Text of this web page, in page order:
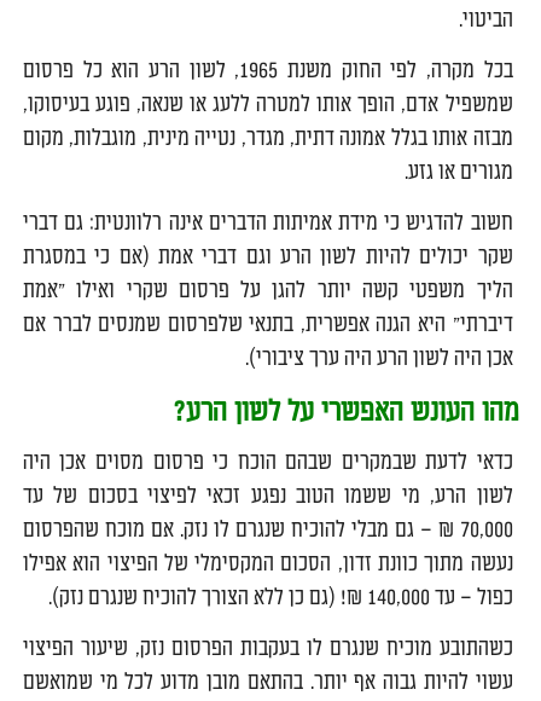
הביטוי.
בכל מקרה, לפי החוק משנת 1965, לשון הרע הוא כל פרסום
שמשפיל אדם, הופך אותו למטרה ללעג או שנאה, פוגע בעיסוקו,
מבזה אותו בגלל אמונה דתית, מגדר, נטייה מינית, מוגבלות, מקום
מגורים או גזע.
חשוב להדגיש כי מידת אמיתות הדברים אינה רלוונטית: גם דברי
שקר יכולים להיות לשון הרע וגם דברי אמת (אם כי במסגרת
הליך משפטי קשה יותר להגן על פרסום שקרי ואילו "אמת
דיברתי" היא הגנה אפשרית, בתנאי שלפרסום שמנסים לברר אם
אכן היה לשון הרע היה ערך ציבורי).
מהו העונש האפשרי על לשון הרע?
כדאי לדעת שבמקרים שבהם הוכח כי פרסום מסוים אכן היה
לשון הרע, מי ששמו הטוב נפגע זכאי לפיצוי בסכום של עד
70,000 ₪ – גם מבלי להוכיח שנגרם לו נזק. אם מוכח שהפרסום
נעשה מתוך כוונת זדון, הסכום המקסימלי של הפיצוי הוא אפילו
כפול – עד 140,000 ₪! (גם כן ללא הצורך להוכיח שנגרם נזק).
כשהתובע מוכיח שנגרם לו בעקבות הפרסום נזק, שיעור הפיצוי
עשוי להיות גבוה אף יותר. בהתאם מובן מדוע לכל מי שמואשם